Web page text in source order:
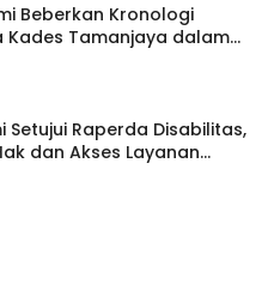
Beberkan Kronologi
Kades Tamanjaya dalam
Setujui Raperda Disabilitas,
dan Akses Layanan